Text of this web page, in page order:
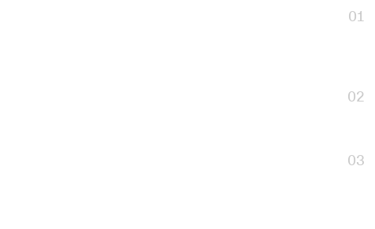
01
02
03